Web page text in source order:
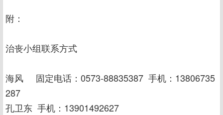
附：
治丧小组联系方式
海风 固定电话：0573-88835387 手机：13806735
287
孔卫东 手机：13901492627